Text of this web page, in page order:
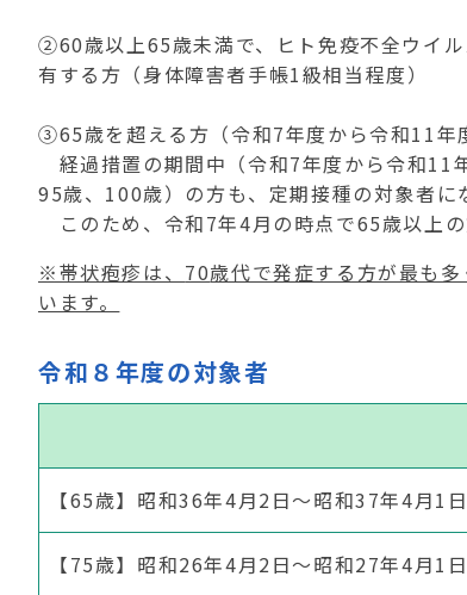
②60歳以上65歳未満で、ヒト免疫不全ウイ
有する方（身体障害者手帳1級相当程度）
③65歳を超える方（令和7年度から令和11年
経過措置の期間中（令和7年度から令和11
95歳、 100歳）の方も、定期接種の対象者に
このため、令和7年4月の時点で65歳以上
※帯状疱疹は、 70歳代で発症する方が最も
います。
令和８年度の対象者
【65歳】昭和36年4月2日～昭和37年4月1
【75歳】昭和26年4月2日～昭和27年4月1